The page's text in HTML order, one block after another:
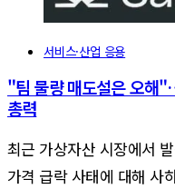
서비스·산업 응용
"팀 물량 매도설은 오해
총력
최근 가상자산 시장에서
가격 급락 사태에 대해 사